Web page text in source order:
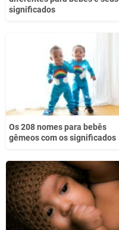
significados
Os 208 nomes para bebês
gêmeos com os significados